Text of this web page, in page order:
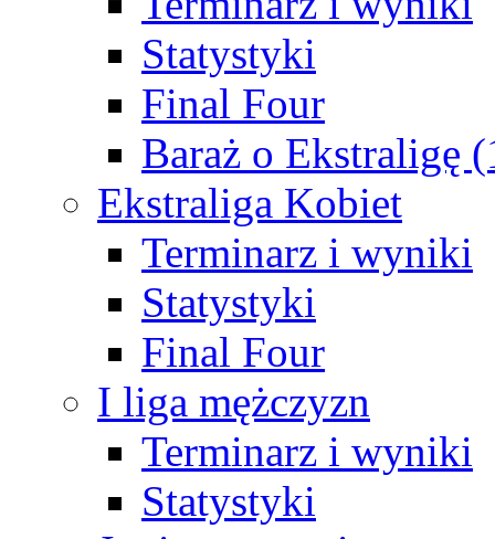
Statystyki
Final Four
Baraż o Ekstraligę
Ekstraliga Kobiet
Terminarz i wyniki
Statystyki
Final Four
I liga mężczyzn
Terminarz i wyniki
Statystyki